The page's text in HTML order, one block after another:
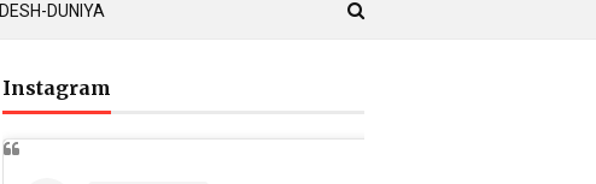
DESH-DUNIYA
Instagram